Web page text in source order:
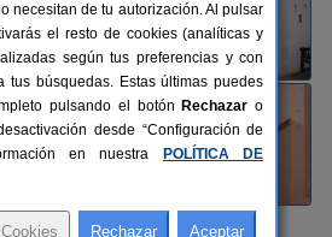
necesitan de tu autorización. Al pulsar
el resto de cookies (analíticas y
según tus preferencias y con
tus búsquedas. Estas últimas puedes
pulsando el botón Rechazar o
desde “Configuración de
en nuestra
POLÍTICA DE